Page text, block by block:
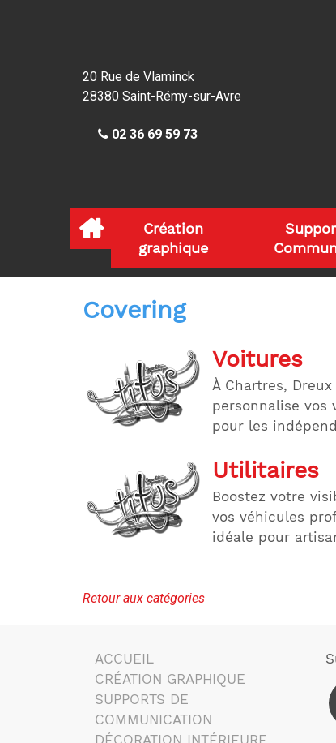
20 Rue de Vlaminck
28380 Saint-Rémy-sur-Avre
02 36 69 59 73
Création
graphique
Covering
Voitures
À Chartres,
personnalise
pour les
Utilitaires
Boostez votre
vos véhicules
idéale pour
Retour aux catégories
ACCUEIL
CRÉATION GRAPHIQUE
SUPPORTS DE
COMMUNICATION
DÉCORATION INTÉRIEURE